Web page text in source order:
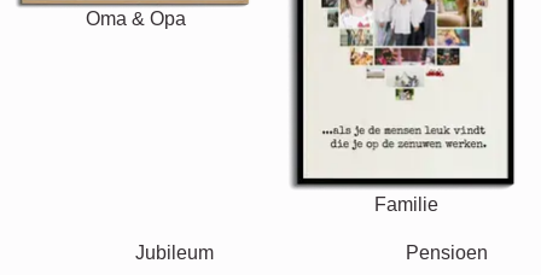
Oma & Opa
Familie